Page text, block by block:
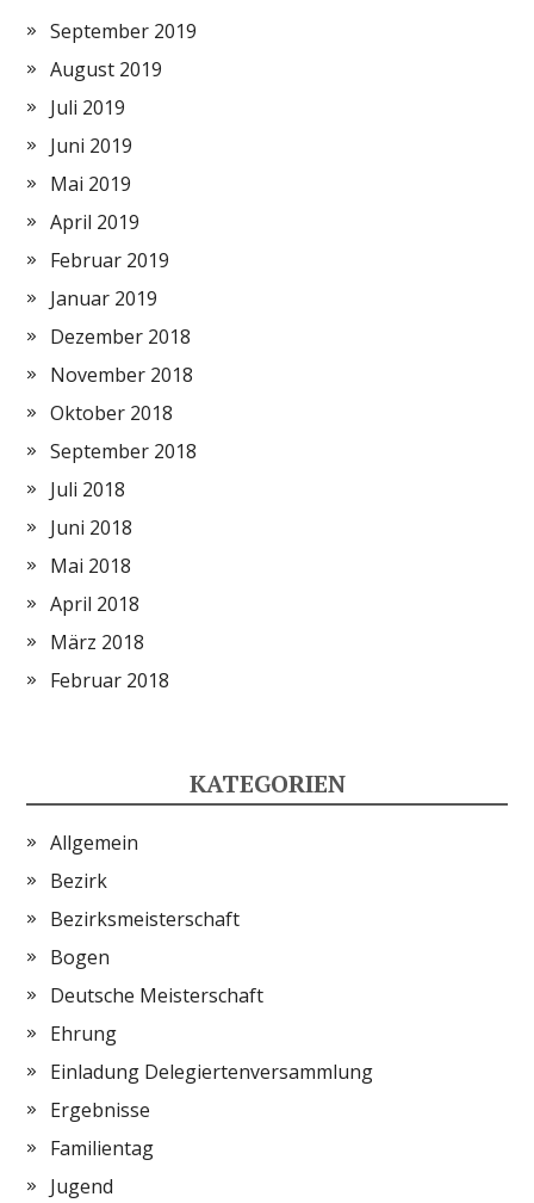
September 2019
August 2019
Juli 2019
Juni 2019
Mai 2019
April 2019
Februar 2019
Januar 2019
Dezember 2018
November 2018
Oktober 2018
September 2018
Juli 2018
Juni 2018
Mai 2018
April 2018
März 2018
Februar 2018
KATEGORIEN
Allgemein
Bezirk
Bezirksmeisterschaft
Bogen
Deutsche Meisterschaft
Ehrung
Einladung Delegiertenversammlung
Ergebnisse
Familientag
Jugend